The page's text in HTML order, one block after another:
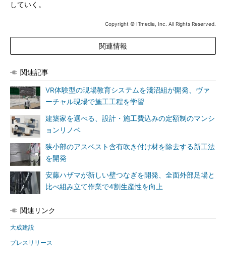
していく。
Copyright © ITmedia, Inc. All Rights Reserved.
関連情報
関連記事
VR体験型の現場教育システムを淺沼組が開発、ヴァ
ーチャル現場で施工工程を学習
建築家を選べる、設計・施工費込みの定額制のマンシ
ョンリノベ
狭小部のアスベスト含有吹き付け材を除去する新工法
を開発
安藤ハザマが新しい壁つなぎを開発、全面外部足場と
比べ組み立て作業で4割生産性を向上
関連リンク
大成建設
プレスリリース